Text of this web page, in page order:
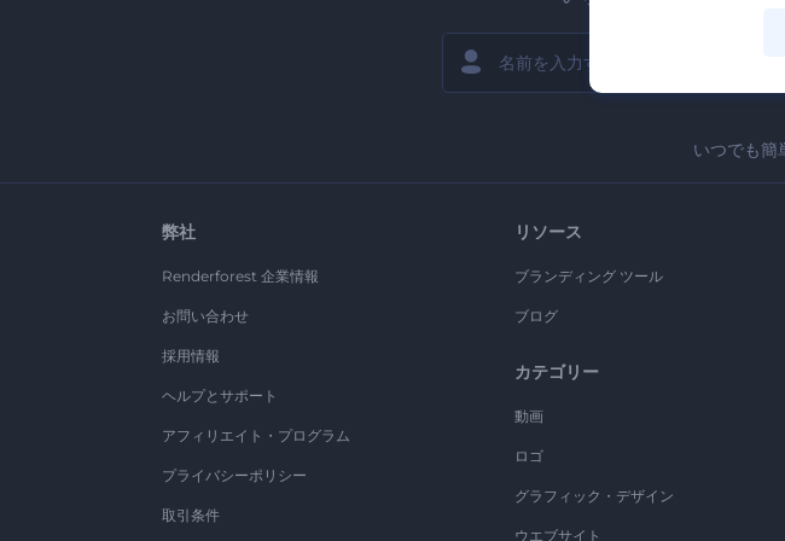
いつでも簡
弊社
Renderforest 企業情報
お問い合わせ
採用情報
ヘルプとサポート
アフィリエイト・プログラム
プライバシーポリシー
取引条件
リソース
ブランディング ツール
ブログ
カテゴリー
動画
ロゴ
グラフィック・デザイン
ウエブサイト